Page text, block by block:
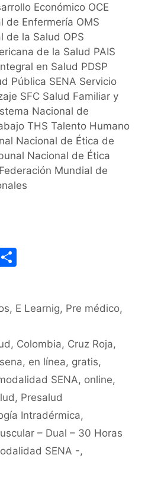
Económico OCE
de Enfermería OMS
de la Salud OPS
de la Salud PAIS
en Salud PDSP
Pública SENA Servicio
SFC Salud Familiar y
Nacional de
THS Talento Humano
Nacional de Ética de
Nacional de Ética
Mundial de
p
tir
, E Learnig, Pre médico,
, Colombia, Cruz Roja,
, en línea, gratis,
SENA, online,
, Presalud
Intradérmica,
– Dual – 30 Horas
SENA -,